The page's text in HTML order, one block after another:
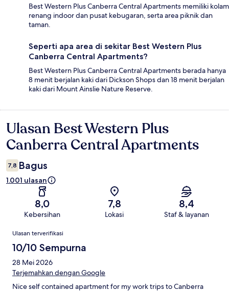
Best Western Plus Canberra Central Apartments memiliki kolam
renang indoor dan pusat kebugaran, serta area piknik dan
taman.
Seperti apa area di sekitar Best Western Plus
Canberra Central Apartments?
Best Western Plus Canberra Central Apartments berada hanya
8 menit berjalan kaki dari Dickson Shops dan 18 menit berjalan
kaki dari Mount Ainslie Nature Reserve.
Ulasan
Ulasan Best Western Plus
Canberra Central Apartments
7,8 Bagus
1.001 ulasan
8,0
Kebersihan
7,8
Lokasi
8,4
Staf & layanan
Ulasan
Ulasan terverifikasi
10/10 Sempurna
28 Mei 2026
Terjemahkan dengan Google
Nice self contained apartment for my work trips to Canberra